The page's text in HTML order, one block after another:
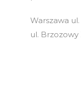
Warszawa
ul. Brzozowy